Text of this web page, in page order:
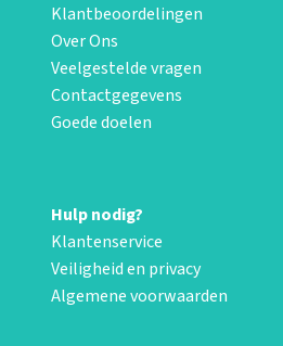
Klantbeoordelingen
Over Ons
Veelgestelde vragen
Contactgegevens
Goede doelen
Hulp nodig?
Klantenservice
Veiligheid en privacy
Algemene voorwaarden